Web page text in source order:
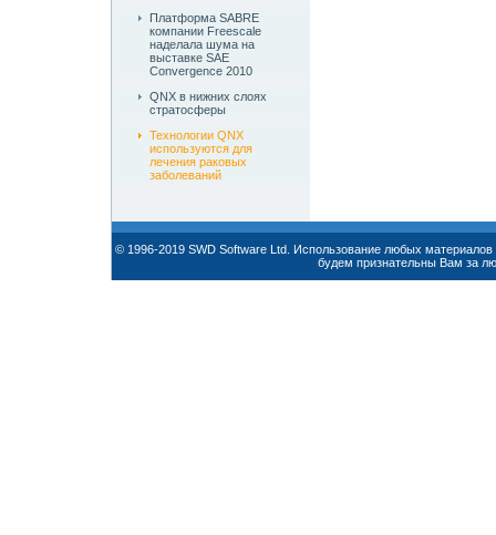
Платформа SABRE
компании Freescale
наделала шума на
выставке SAE
Convergence 2010
QNX в нижних слоях
стратосферы
Технологии QNX
используются для
лечения раковых
заболеваний
© 1996-2019 SWD Software Ltd. Использование любых
будем признательны Вам за